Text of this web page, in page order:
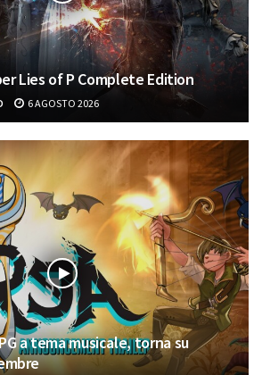
Lies of P Complete Edition
6 AGOSTO 2026
a tema musicale, torna su